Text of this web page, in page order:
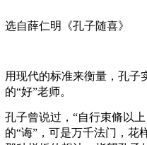
选自薛仁明 《孔子随喜》
用现代的标准来衡量，孔子
的“好”老师。
孔子曾说过，“自行束脩以
的“诲”，可是万千法门，花